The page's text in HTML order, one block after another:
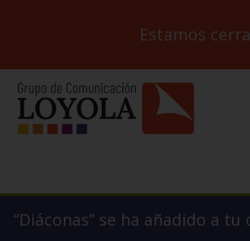
Estamos
“Diáconas” se ha añadido a tu